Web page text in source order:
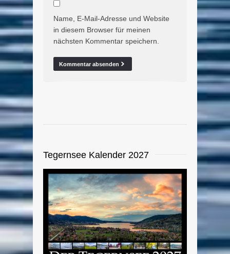
Name, E-Mail-Adresse und Website
in diesem Browser für meinen
nächsten Kommentar speichern.
Tegernsee Kalender 2027